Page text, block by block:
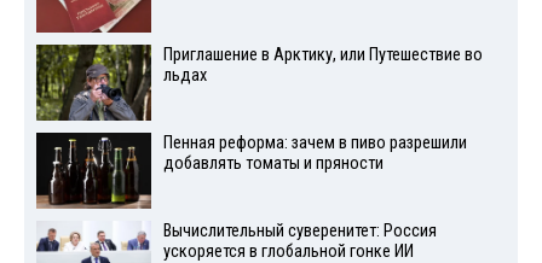
Приглашение в Арктику, или Путешествие во
льдах
Пенная реформа: зачем в пиво разрешили
добавлять томаты и пряности
Вычислительный суверенитет: Россия
ускоряется в глобальной гонке ИИ